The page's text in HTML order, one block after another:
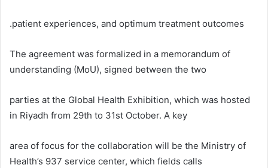
patient experiences, and optimum treatment outcomes.
The agreement was formalized in a memorandum of
understanding (MoU), signed between the two
parties at the Global Health Exhibition, which was hosted
in Riyadh from 29th to 31st October. A key
area of focus for the collaboration will be the Ministry of
Health’s 937 service center, which fields calls